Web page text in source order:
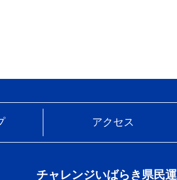
アクセス
チャレンジいばらき県民